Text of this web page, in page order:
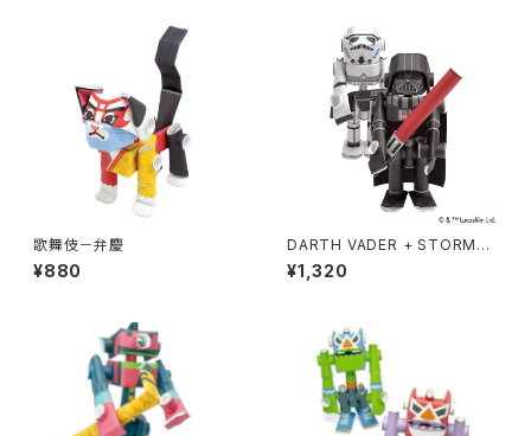
歌舞伎－弁慶
¥880
DARTH VADER + STORMT
ROOPER
¥1,320